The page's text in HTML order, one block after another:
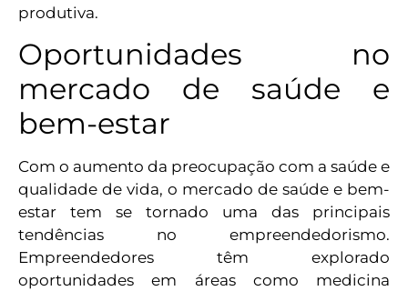
produtiva.
Oportunidades no
mercado de saúde e
bem-estar
Com o aumento da preocupação com a saúde e
qualidade de vida, o mercado de saúde e bem-
estar tem se tornado uma das principais
tendências no empreendedorismo.
Empreendedores têm explorado
oportunidades em áreas como medicina